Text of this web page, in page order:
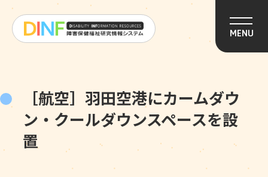
このページの本文へ移動
MENU
［航空］羽田空港にカームダウ
ン・クールダウンスペースを設
置